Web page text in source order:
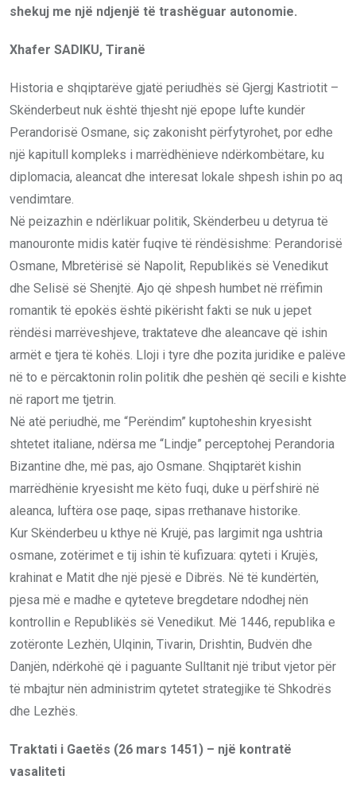
shekuj me një ndjenjë të trashëguar autonomie.
Xhafer SADIKU, Tiranë
Historia e shqiptarëve gjatë periudhës së Gjergj Kastriotit –
Skënderbeut nuk është thjesht një epope lufte kundër
Perandorisë Osmane, siç zakonisht përfytyrohet, por edhe
një kapitull kompleks i marrëdhënieve ndërkombëtare, ku
diplomacia, aleancat dhe interesat lokale shpesh ishin po aq
vendimtare.
Në peizazhin e ndërlikuar politik, Skënderbeu u detyrua të
manouronte midis katër fuqive të rëndësishme: Perandorisë
Osmane, Mbretërisë së Napolit, Republikës së Venedikut
dhe Selisë së Shenjtë. Ajo që shpesh humbet në rrëfimin
romantik të epokës është pikërisht fakti se nuk u jepet
rëndësi marrëveshjeve, traktateve dhe aleancave që ishin
armët e tjera të kohës. Lloji i tyre dhe pozita juridike e palëve
në to e përcaktonin rolin politik dhe peshën që secili e kishte
në raport me tjetrin.
Në atë periudhë, me “Perëndim” kuptoheshin kryesisht
shtetet italiane, ndërsa me “Lindje” perceptohej Perandoria
Bizantine dhe, më pas, ajo Osmane. Shqiptarët kishin
marrëdhënie kryesisht me këto fuqi, duke u përfshirë në
aleanca, luftëra ose paqe, sipas rrethanave historike.
Kur Skënderbeu u kthye në Krujë, pas largimit nga ushtria
osmane, zotërimet e tij ishin të kufizuara: qyteti i Krujës,
krahinat e Matit dhe një pjesë e Dibrës. Në të kundërtën,
pjesa më e madhe e qyteteve bregdetare ndodhej nën
kontrollin e Republikës së Venedikut. Më 1446, republika e
zotëronte Lezhën, Ulqinin, Tivarin, Drishtin, Budvën dhe
Danjën, ndërkohë që i paguante Sulltanit një tribut vjetor për
të mbajtur nën administrim qytetet strategjike të Shkodrës
dhe Lezhës.
Traktati i Gaetës (26 mars 1451) – një kontratë
vasaliteti